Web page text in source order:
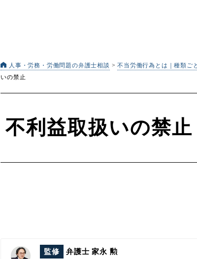
人事・労務・労働問題の弁護士相談 >不当労働行為とは｜種類ご
いの禁止
不利益取扱いの禁止
監修
弁護士 家永 勲